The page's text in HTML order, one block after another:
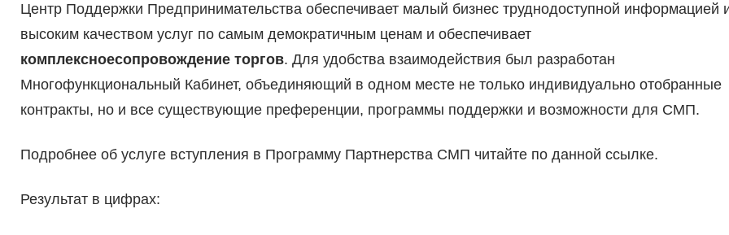
Центр Поддержки Предпринимательства обеспечивает малый бизнес труднодоступной информацией
высоким качеством услуг по самым демократичным ценам и обеспечивает
комплексноесопровождение торгов. Для удобства взаимодействия был разработан
Многофункциональный Кабинет, объединяющий в одном месте не только индивидуально отобранные
контракты, но и все существующие преференции, программы поддержки и возможности для СМП.
Подробнее об услуге вступления в Программу Партнерства СМП читайте по данной ссылке.
Результат в цифрах: